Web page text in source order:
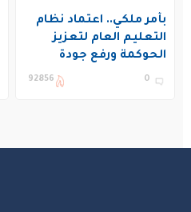
بأمر ملكي.. اعتماد نظام
التعليم العام لتعزيز
الحوكمة ورفع جودة
التعليم في المملكة
0
92856